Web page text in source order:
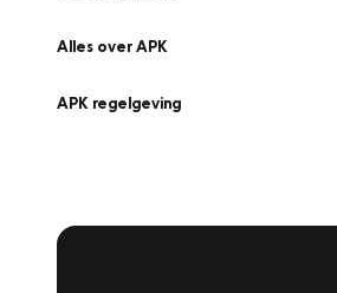
Alles over APK
APK regelgeving